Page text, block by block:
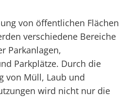
von öffentlichen Flächen
verschiedene Bereiche
Parkanlagen,
Parkplätze. Durch die
von Müll, Laub und
wird nicht nur die